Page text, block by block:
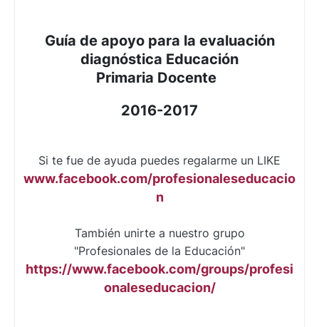
Guía de apoyo para la evaluación
diagnóstica Educación
Primaria Docente
2016-2017
Si te fue de ayuda puedes regalarme un LIKE
www.facebook.com/profesionaleseducacio
n
También unirte a nuestro grupo
"Profesionales de la Educación"
https://www.facebook.com/groups/profesi
onaleseducacion/